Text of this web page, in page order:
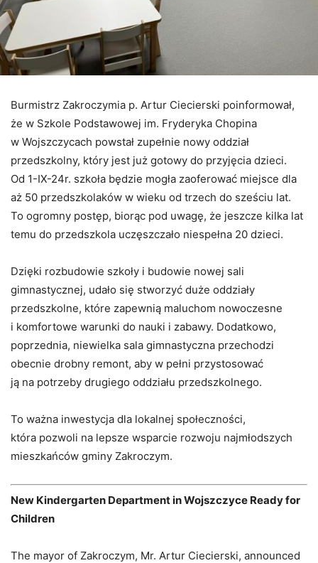
Burmistrz Zakroczymia p. Artur Ciecierski poinformował,
że w Szkole Podstawowej im. Fryderyka Chopina
w Wojszczycach powstał zupełnie nowy oddział
przedszkolny, który jest już gotowy do przyjęcia dzieci.
Od 1-IX-24r. szkoła będzie mogła zaoferować miejsce dla
aż 50 przedszkolaków w wieku od trzech do sześciu lat.
To ogromny postęp, biorąc pod uwagę, że jeszcze kilka lat
temu do przedszkola uczęszczało niespełna 20 dzieci.
Dzięki rozbudowie szkoły i budowie nowej sali
gimnastycznej, udało się stworzyć duże oddziały
przedszkolne, które zapewnią maluchom nowoczesne
i komfortowe warunki do nauki i zabawy. Dodatkowo,
poprzednia, niewielka sala gimnastyczna przechodzi
obecnie drobny remont, aby w pełni przystosować
ją na potrzeby drugiego oddziału przedszkolnego.
To ważna inwestycja dla lokalnej społeczności,
która pozwoli na lepsze wsparcie rozwoju najmłodszych
mieszkańców gminy Zakroczym.
New Kindergarten Department in Wojszczyce Ready for
Children
The mayor of Zakroczym, Mr. Artur Ciecierski, announced